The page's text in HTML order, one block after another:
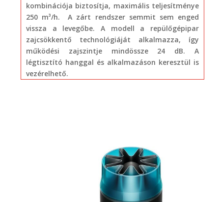
kombinációja biztosítja, maximális teljesítménye
250 m³/h. A zárt rendszer semmit sem enged
vissza a levegőbe. A modell a repülőgépipar
zajcsökkentő technológiáját alkalmazza, így
működési zajszintje mindössze 24 dB. A
légtisztító hanggal és alkalmazáson keresztül is
vezérelhető.